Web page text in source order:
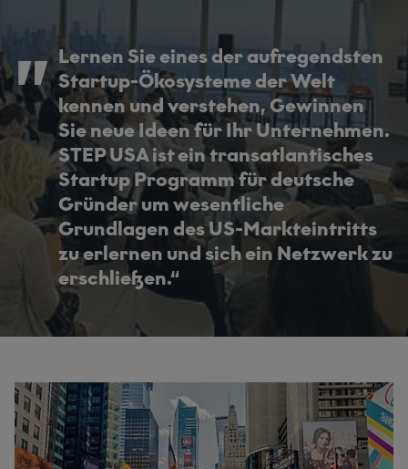
Lernen Sie eines der aufregendsten
Startup-Ökosysteme der Welt
kennen und verstehen, Gewinnen
Sie neue Ideen für Ihr Unternehmen.
STEP USA ist ein transatlantisches
Startup Programm für deutsche
Gründer um wesentliche
Grundlagen des US-Markteintritts
zu erlernen und sich ein Netzwerk zu
erschließen.